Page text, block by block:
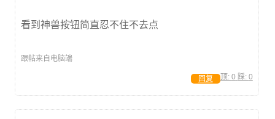
看到神兽按钮简直忍不住不去点
跟帖来自电脑端
顶: 0 踩: 0
回复